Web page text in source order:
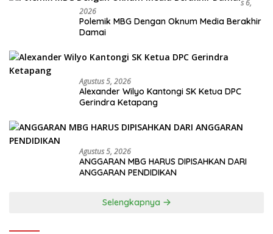
S 6,
2026
Polemik MBG Dengan Oknum Media Berakhir
Damai
Agustus 5, 2026
Alexander Wilyo Kantongi SK Ketua DPC
Gerindra Ketapang
Agustus 5, 2026
ANGGARAN MBG HARUS DIPISAHKAN DARI
ANGGARAN PENDIDIKAN
Selengkapnya